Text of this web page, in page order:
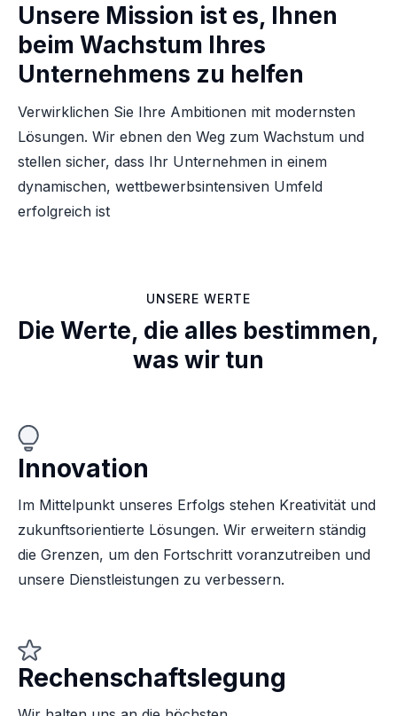
Unsere Mission ist es, Ihnen
beim Wachstum Ihres
Unternehmens zu helfen
Verwirklichen Sie Ihre Ambitionen mit modernsten
Lösungen. Wir ebnen den Weg zum Wachstum und
stellen sicher, dass Ihr Unternehmen in einem
dynamischen, wettbewerbsintensiven Umfeld
erfolgreich ist
UNSERE WERTE
Die Werte, die alles bestimmen,
was wir tun
Innovation
Im Mittelpunkt unseres Erfolgs stehen Kreativität und
zukunftsorientierte Lösungen. Wir erweitern ständig
die Grenzen, um den Fortschritt voranzutreiben und
unsere Dienstleistungen zu verbessern.
Rechenschaftslegung